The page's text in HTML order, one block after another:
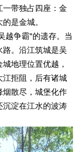
带独占四座：金
是金城。
越争霸"的遗存。当
。沿江筑城是吴
地理位置优越，
拒阻，后有诸城
散尽，城堡化作
淀在江水的波涛